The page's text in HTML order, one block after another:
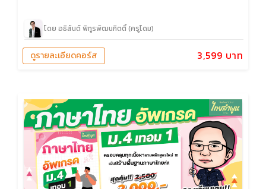
โดย อธิสันต์ พิทูรพัฒนกิตติ์ (ครูโดม)
3,599 บาท
ดูรายละเอียดคอร์ส